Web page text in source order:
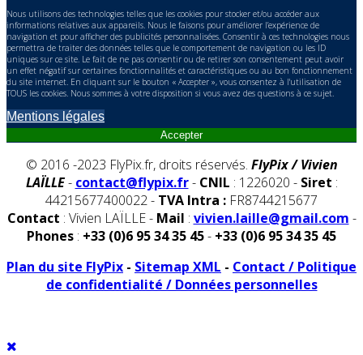
Nous utilisons des technologies telles que les cookies pour stocker et/ou accéder aux
informations relatives aux appareils. Nous le faisons pour améliorer l’expérience de
navigation et pour afficher des publicités personnalisées. Consentir à ces technologies nous
permettra de traiter des données telles que le comportement de navigation ou les ID
uniques sur ce site. Le fait de ne pas consentir ou de retirer son consentement peut avoir
un effet négatif sur certaines fonctionnalités et caractéristiques ou au bon fonctionnement
du site internet. En cliquant sur le bouton « Accepter », vous consentez à l'utilisation de
TOUS les cookies. Nous sommes à votre disposition si vous avez des questions à ce sujet.
Mentions légales
Accepter
© 2016 -2023 FlyPix.fr, droits réservés. FlyPix / Vivien
LAÏLLE - contact@flypix.fr- CNIL : 1226020 - Siret :
44215677400022 - TVA Intra : FR8744215677
Contact : Vivien LAÏLLE - Mail : vivien.laille@gmail.com -
Phones : +33 (0)6 95 34 35 45- +33 (0)6 95 34 35 45
Plan du site FlyPix - Sitemap XML - Contact / Politique
de confidentialité / Données personnelles